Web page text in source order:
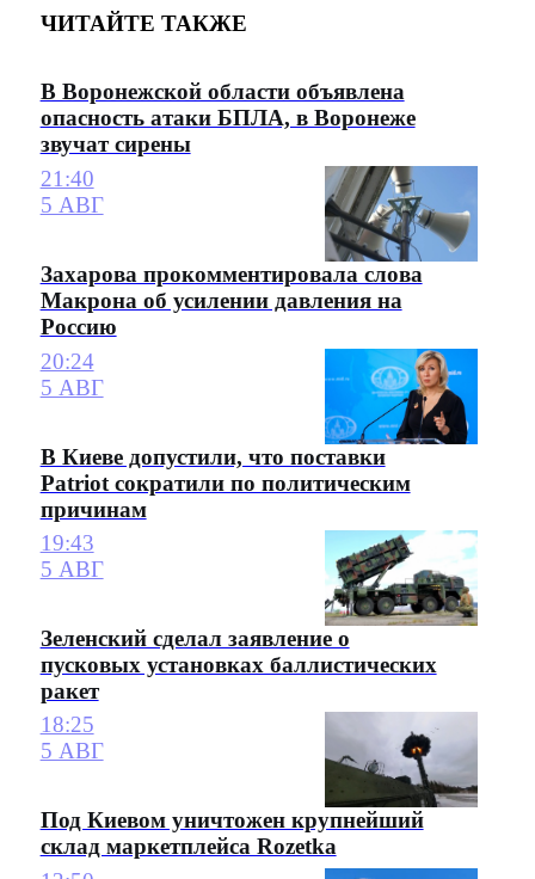
ЧИТАЙТЕ ТАКЖЕ
В Воронежской области объявлена
опасность атаки БПЛА, в Воронеже
звучат сирены
21:40
5 АВГ
Захарова прокомментировала слова
Макрона об усилении давления на
Россию
20:24
5 АВГ
В Киеве допустили, что поставки
Patriot сократили по политическим
причинам
19:43
5 АВГ
Зеленский сделал заявление о
пусковых установках баллистических
ракет
18:25
5 АВГ
Под Киевом уничтожен крупнейший
склад маркетплейса Rozetka